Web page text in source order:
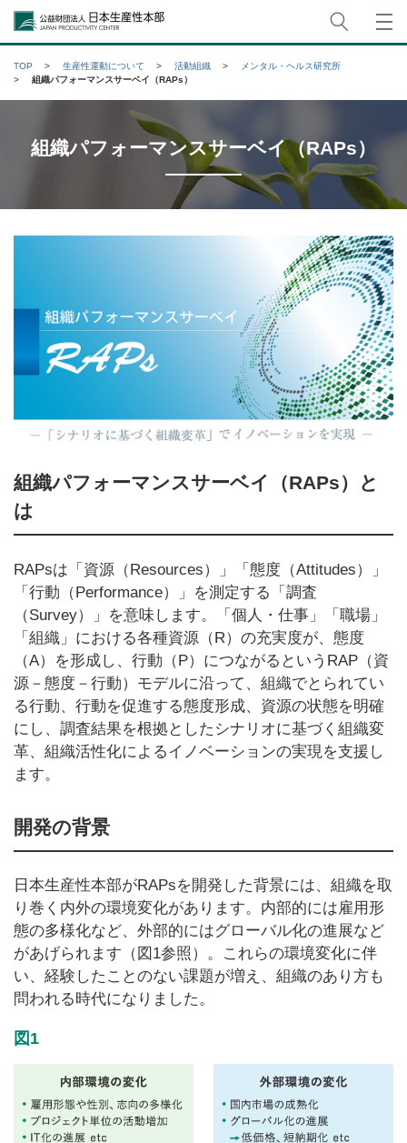
公益財団法人日本生産性本部
TOP 生産性運動について 活動組織
メンタル・ヘルス研究所
組織パフォーマンスサーベイ（RAPs）
組織パフォーマンスサーベイ（RAPs）
組織パフォーマンスサーベイ（RAPs）と
は
RAPsは「資源（Resources）」「態度（Attitudes）」
「行動（Performance）」を測定する「調査
（Survey）」を意味します。「個人・仕事」「職場」
「組織」における各種資源（R）の充実度が、態度
（A）を形成し、行動（P）につながるというRAP（資
源－態度－行動）モデルに沿って、組織でとられてい
る行動、行動を促進する態度形成、資源の状態を明確
にし、調査結果を根拠としたシナリオに基づく組織変
革、組織活性化によるイノベーションの実現を支援し
ます。
開発の背景
日本生産性本部がRAPsを開発した背景には、組織を取
り巻く内外の環境変化があります。内部的には雇用形
態の多様化など、外部的にはグローバル化の進展など
があげられます（図1参照）。これらの環境変化に伴
い、経験したことのない課題が増え、組織のあり方も
問われる時代になりました。
図1